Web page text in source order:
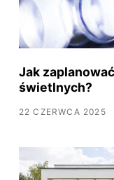
Jak
świetlnych?
22 CZERWCA 2025